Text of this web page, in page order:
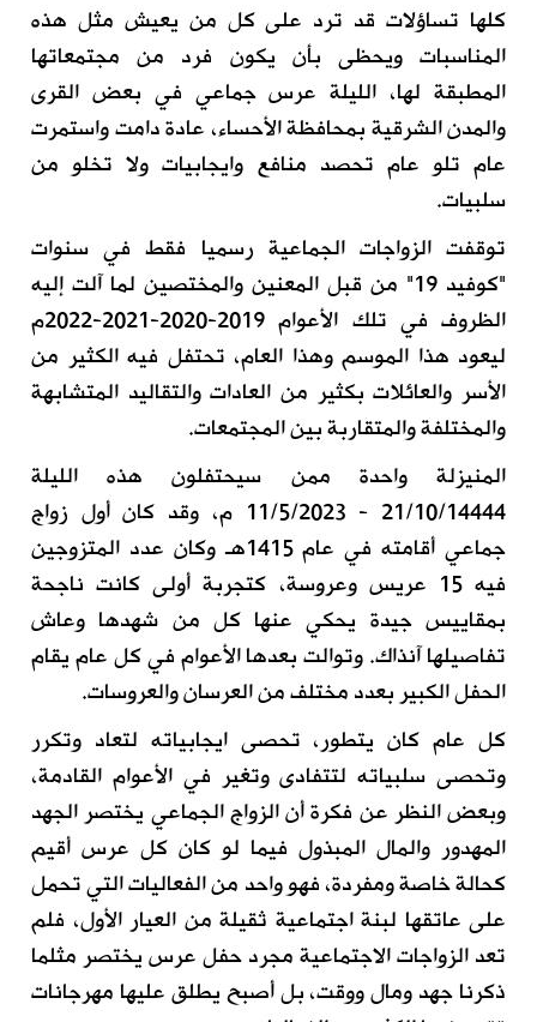
كلها تساؤلات قد ترد على كل من يعيش مثل هذه
المناسبات ويحظى بأن يكون فرد من مجتمعاتها
المطبقة لها، الليلة عرس جماعي في بعض القرى
والمدن الشرقية بمحافظة الأحساء، عادة دامت واستمرت
عام تلو عام تحصد منافع وايجابيات ولا تخلو من
سلبيات.
توقفت الزواجات الجماعية رسميا فقط في سنوات
"كوفيد 19" من قبل المعنين والمختصين لما آلت إليه
الظروف في تلك الأعوام 2019-2020-2021-2022م
ليعود هذا الموسم وهذا العام، تحتفل فيه الكثير من
الأسر والعائلات بكثير من العادات والتقاليد المتشابهة
والمختلفة والمتقاربة بين المجتمعات.
المنيزلة واحدة ممن سيحتفلون هذه الليلة
21/10/14444 - 11/5/2023 م، وقد كان أول زواج
جماعي أقامته في عام 1415هـ وكان عدد المتزوجين
فيه 15 عريس وعروسة، كتجربة أولى كانت ناجحة
بمقاييس جيدة يحكي عنها كل من شهدها وعاش
تفاصيلها آنذاك. وتوالت بعدها الأعوام في كل عام يقام
الحفل الكبير بعدد مختلف من العرسان والعروسات.
كل عام كان يتطور، تحصى ايجابياته لتعاد وتكرر
وتحصى سلبياته لتتفادى وتغير في الأعوام القادمة،
وبعض النظر عن فكرة أن الزواج الجماعي يختصر الجهد
المهدور والمال المبذول فيما لو كان كل عرس أقيم
كحالة خاصة ومفردة، فهو واحد من الفعاليات التي تحمل
على عاتقها لبنة اجتماعية ثقيلة من العيار الأول، فلم
تعد الزواجات الاجتماعية مجرد حفل عرس يختصر مثلما
ذكرنا جهد ومال ووقت، بل أصبح يطلق عليها مهرجانات